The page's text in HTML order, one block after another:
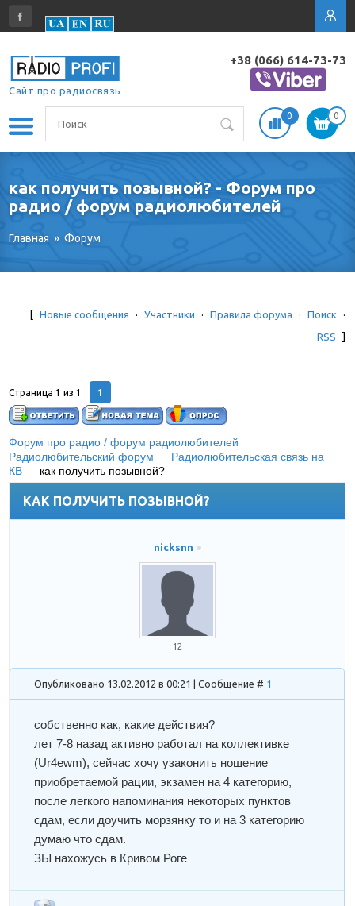
Сайт про радиосвязь
+38 (066) 614-73-73
0 0
как получить позывной? - Форум про
радио / форум радиолюбителей
Главная » Форум
[ Новые сообщения · Участники · Правила форума · Поиск
·
RSS
]
Страница1 из1 1
Форум про радио / форум радиолюбителей
Радиолюбительский форум
Радиолюбительская связь на
КВ
как получить позывной?
КАК ПОЛУЧИТЬ ПОЗЫВНОЙ?
nicksnn
12
Опубликовано 13.02.2012 в 00:21 | Сообщение # 1
собственно как, какие действия?
лет 7-8 назад активно работал на коллективке
(Ur4ewm), сейчас хочу узаконить ношение
приобретаемой рации, экзамен на 4 категорию,
после легкого напоминания некоторых пунктов
сдам, если доучить морзянку то и на 3 категорию
думаю что сдам.
ЗЫ нахожусь в Кривом Роге